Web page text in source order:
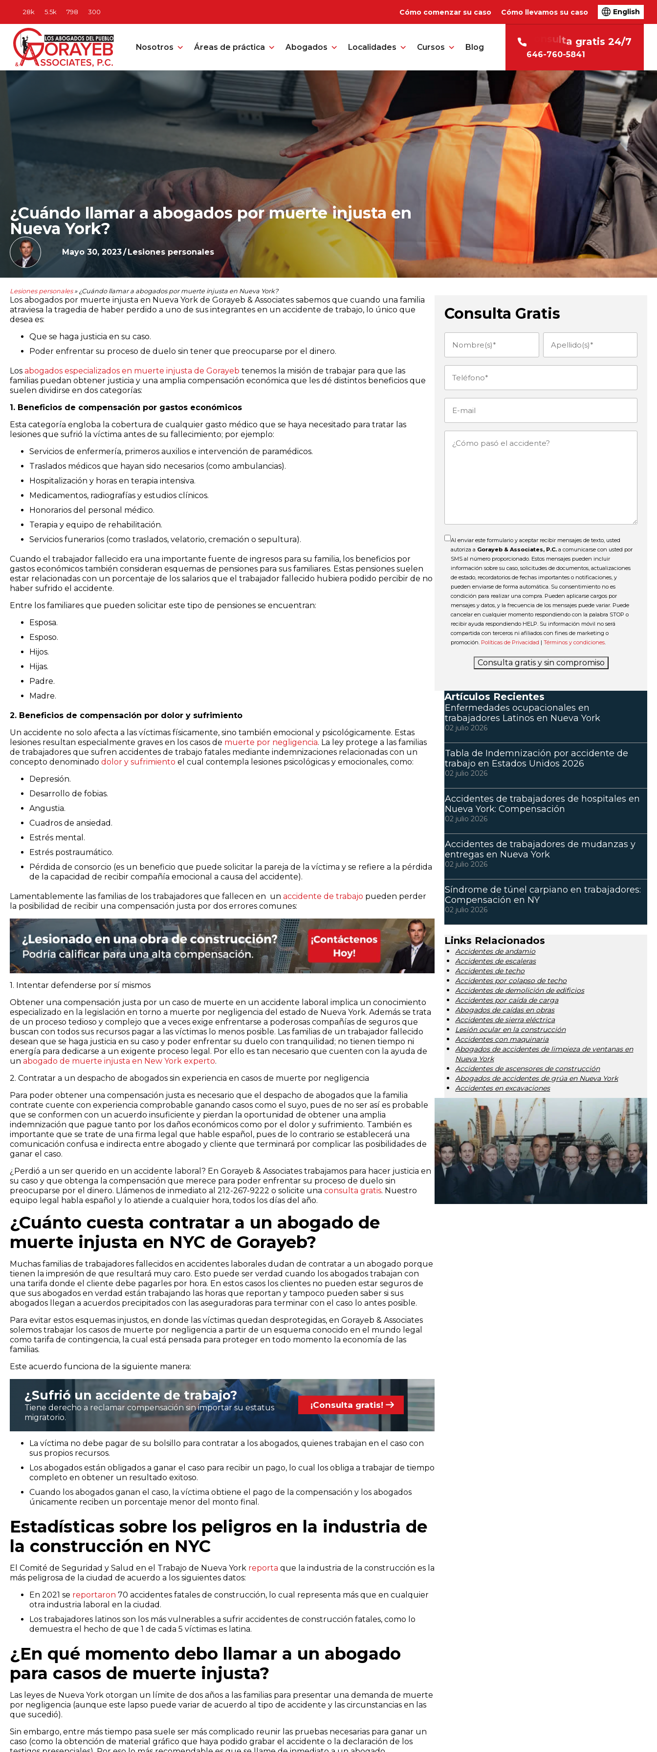
Cómo comenzar su caso Cómo llevamos su caso English
Nosotros Áreas de práctica Abogados Localidades Cursos Blog ulta gratis 24/7
646-760-5841
¿Cuándo llamar a abogados por muerte injusta en
Nueva York?
Mayo 30, 2023/ Lesiones personales
Lesiones personales» ¿Cuándo llamar a abogados por muerte injusta en Nueva York?
Los abogados por muerte injusta en Nueva York de Gorayeb & Associates sabemos que cuando una familia
atraviesa la tragedia de haber perdido a uno de sus integrantes en un accidente de trabajo, lo único que
desea es:
Que se haga justicia en su caso.
Poder enfrentar su proceso de duelo sin tener que preocuparse por el dinero.
Los abogados especializados en muerte injusta de Gorayeb tenemos la misión de trabajar para que las
familias puedan obtener justicia y una amplia compensación económica que les dé distintos beneficios que
suelen dividirse en dos categorías:
1. Beneficios de compensación por gastos económicos
Esta categoría engloba la cobertura de cualquier gasto médico que se haya necesitado para tratar las
lesiones que sufrió la víctima antes de su fallecimiento; por ejemplo:
Servicios de enfermería, primeros auxilios e intervención de paramédicos.
Traslados médicos que hayan sido necesarios (como ambulancias).
Hospitalización y horas en terapia intensiva.
Medicamentos, radiografías y estudios clínicos.
Honorarios del personal médico.
Terapia y equipo de rehabilitación.
Servicios funerarios (como traslados, velatorio, cremación o sepultura).
Cuando el trabajador fallecido era una importante fuente de ingresos para su familia, los beneficios por
gastos económicos también consideran esquemas de pensiones para sus familiares. Estas pensiones suelen
estar relacionadas con un porcentaje de los salarios que el trabajador fallecido hubiera podido percibir de no
haber sufrido el accidente.
Entre los familiares que pueden solicitar este tipo de pensiones se encuentran:
Esposa.
Esposo.
Hijos.
Hijas.
Padre.
Madre.
2. Beneficios de compensación por dolor y sufrimiento
Un accidente no solo afecta a las víctimas físicamente, sino también emocional y psicológicamente. Estas
lesiones resultan especialmente graves en los casos de muerte por negligencia. La ley protege a las familias
de trabajadores que sufren accidentes de trabajo fatales mediante indemnizaciones relacionadas con un
concepto denominado dolor y sufrimiento el cual contempla lesiones psicológicas y emocionales, como:
Depresión.
Desarrollo de fobias.
Angustia.
Cuadros de ansiedad.
Estrés mental.
Estrés postraumático.
Pérdida de consorcio (es un beneficio que puede solicitar la pareja de la víctima y se refiere a la pérdida
de la capacidad de recibir compañía emocional a causa del accidente).
Lamentablemente las familias de los trabajadores que fallecen en un accidente de trabajo pueden perder
la posibilidad de recibir una compensación justa por dos errores comunes:
1. Intentar defenderse por sí mismos
Obtener una compensación justa por un caso de muerte en un accidente laboral implica un conocimiento
especializado en la legislación en torno a muerte por negligencia del estado de Nueva York. Además se trata
de un proceso tedioso y complejo que a veces exige enfrentarse a poderosas compañías de seguros que
buscan con todos sus recursos pagar a las víctimas lo menos posible. Las familias de un trabajador fallecido
desean que se haga justicia en su caso y poder enfrentar su duelo con tranquilidad; no tienen tiempo ni
energía para dedicarse a un exigente proceso legal. Por ello es tan necesario que cuenten con la ayuda de
un abogado de muerte injusta en New York experto.
2. Contratar a un despacho de abogados sin experiencia en casos de muerte por negligencia
Para poder obtener una compensación justa es necesario que el despacho de abogados que la familia
contrate cuente con experiencia comprobable ganando casos como el suyo, pues de no ser así es probable
que se conformen con un acuerdo insuficiente y pierdan la oportunidad de obtener una amplia
indemnización que pague tanto por los daños económicos como por el dolor y sufrimiento. También es
importante que se trate de una firma legal que hable español, pues de lo contrario se establecerá una
comunicación confusa e indirecta entre abogado y cliente que terminará por complicar las posibilidades de
ganar el caso.
¿Perdió a un ser querido en un accidente laboral? En Gorayeb & Associates trabajamos para hacer justicia en
su caso y que obtenga la compensación que merece para poder enfrentar su proceso de duelo sin
preocuparse por el dinero. Llámenos de inmediato al 212-267-9222 o solicite una consulta gratis. Nuestro
equipo legal habla español y lo atiende a cualquier hora, todos los días del año.
¿Cuánto cuesta contratar a un abogado de
muerte injusta en NYC de Gorayeb?
Muchas familias de trabajadores fallecidos en accidentes laborales dudan de contratar a un abogado porque
tienen la impresión de que resultará muy caro. Esto puede ser verdad cuando los abogados trabajan con
una tarifa donde el cliente debe pagarles por hora. En estos casos los clientes no pueden estar seguros de
que sus abogados en verdad están trabajando las horas que reportan y tampoco pueden saber si sus
abogados llegan a acuerdos precipitados con las aseguradoras para terminar con el caso lo antes posible.
Para evitar estos esquemas injustos, en donde las víctimas quedan desprotegidas, en Gorayeb & Associates
solemos trabajar los casos de muerte por negligencia a partir de un esquema conocido en el mundo legal
como tarifa de contingencia, la cual está pensada para proteger en todo momento la economía de las
familias.
Este acuerdo funciona de la siguiente manera:
¿Sufrió un accidente de trabajo?
Tiene derecho a reclamar compensación sin importar su estatus
migratorio.
¡Consulta gratis!
La víctima no debe pagar de su bolsillo para contratar a los abogados, quienes trabajan en el caso con
sus propios recursos.
Los abogados están obligados a ganar el caso para recibir un pago, lo cual los obliga a trabajar de tiempo
completo en obtener un resultado exitoso.
Cuando los abogados ganan el caso, la víctima obtiene el pago de la compensación y los abogados
únicamente reciben un porcentaje menor del monto final.
Estadísticas sobre los peligros en la industria de
la construcción en NYC
El Comité de Seguridad y Salud en el Trabajo de Nueva York reporta que la industria de la construcción es la
más peligrosa de la ciudad de acuerdo a los siguientes datos:
En 2021 se reportaron 70 accidentes fatales de construcción, lo cual representa más que en cualquier
otra industria laboral en la ciudad.
Los trabajadores latinos son los más vulnerables a sufrir accidentes de construcción fatales, como lo
demuestra el hecho de que 1 de cada 5 víctimas es latina.
¿En qué momento debo llamar a un abogado
para casos de muerte injusta?
Las leyes de Nueva York otorgan un límite de dos años a las familias para presentar una demanda de muerte
por negligencia (aunque este lapso puede variar de acuerdo al tipo de accidente y las circunstancias en las
que sucedió).
Sin embargo, entre más tiempo pasa suele ser más complicado reunir las pruebas necesarias para ganar un
caso (como la obtención de material gráfico que haya podido grabar el accidente o la declaración de los
Consulta Gratis
Nombre(s)
(Obligatorio)
Apellido(s)
(Obligatorio)
Teléfono (Obligatorio)
mail
¿Cómo
Al enviar este formulario y aceptar recibir mensajes de texto, usted
autoriza a Gorayeb & Associates, P.C. a comunicarse con usted por
SMS al número proporcionado. Estos mensajes pueden incluir
información sobre su caso, solicitudes de documentos, actualizaciones
de estado, recordatorios de fechas importantes o notificaciones, y
pueden enviarse de forma automática. Su consentimiento no es
condición para realizar una compra. Pueden aplicarse cargos por
mensajes y datos, y la frecuencia de los mensajes puede variar. Puede
cancelar en cualquier momento respondiendo con la palabra STOP o
recibir ayuda respondiendo HELP. Su información móvil no será
compartida con terceros ni afiliados con fines de marketing o
promoción. Políticas de Privacidad |Términos y condiciones
Consulta gratis y sin compromiso
Artículos Recientes
Enfermedades ocupacionales en
trabajadores Latinos en Nueva York
02 julio 2026
Tabla de Indemnización por accidente de
trabajo en Estados Unidos 2026
02 julio 2026
Accidentes de trabajadores de hospitales en
Nueva York: Compensación
02 julio 2026
Accidentes de trabajadores de mudanzas y
entregas en Nueva York
02 julio 2026
Síndrome de túnel carpiano en trabajadores:
Compensación en NY
02 julio 2026
Links Relacionados
Accidentes de andamio
Accidentes de escaleras
Accidentes de techo
Accidentes por colapso de techo
Accidentes de demolición de edificios
Accidentes por caída de carga
Abogados de caídas en obras
Accidentes de sierra eléctrica
Lesión ocular en la construcción
Accidentes con maquinaria
Abogados de accidentes de limpieza de ventanas en
Nueva York
Accidentes de ascensores de construcción
Abogados de accidentes de grúa en Nueva York
Accidentes en excavaciones